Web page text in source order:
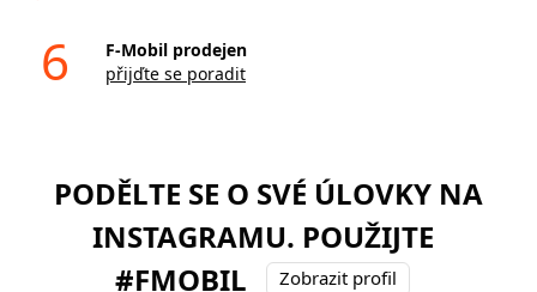
6
F-Mobil prodejen
přijďte se poradit
PODĚLTE SE O SVÉ ÚLOVKY NA
INSTAGRAMU. POUŽIJTE
#FMOBIL
Zobrazit profil